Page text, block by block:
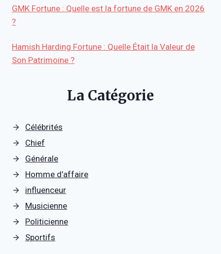
GMK Fortune : Quelle est la fortune de GMK en 2026
?
Hamish Harding Fortune : Quelle Était la Valeur de
Son Patrimoine ?
La Catégorie
Célébrités
Chief
Générale
Homme d’affaire
influenceur
Musicienne
Politicienne
Sportifs